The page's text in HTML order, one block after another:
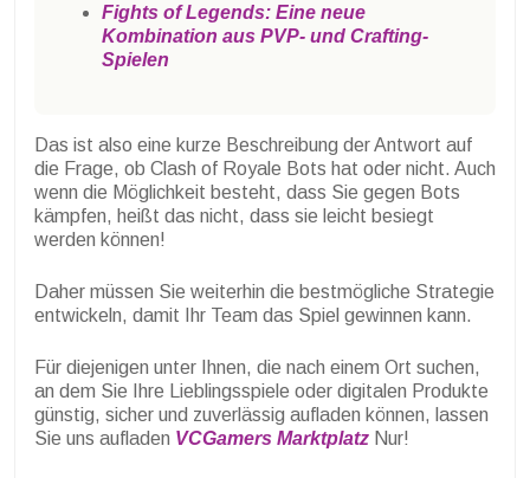
Fights of Legends: Eine neue
Kombination aus PVP- und Crafting-
Spielen
Das ist also eine kurze Beschreibung der Antwort auf
die Frage, ob Clash of Royale Bots hat oder nicht. Auch
wenn die Möglichkeit besteht, dass Sie gegen Bots
kämpfen, heißt das nicht, dass sie leicht besiegt
werden können!
Daher müssen Sie weiterhin die bestmögliche Strategie
entwickeln, damit Ihr Team das Spiel gewinnen kann.
Für diejenigen unter Ihnen, die nach einem Ort suchen,
an dem Sie Ihre Lieblingsspiele oder digitalen Produkte
günstig, sicher und zuverlässig aufladen können, lassen
Sie uns aufladen VCGamers Marktplatz Nur!